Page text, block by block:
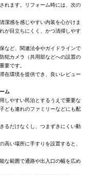
れます。リフォーム時には、次の
潔感を感じやすい内装を心がけま
が目立ちにくく、かつ清掃しやす
など、関連法令やガイドラインで
犯カメラ（共用部などへの設置の
要です。
在環境を提供でき、良いレビュー
ム
しやすい民泊とするうえで重要な
ども連れのファミリーなどにも配
るだけなくし、つまずきにくい動
高い場所に手すりを設置すると、
な範囲で通路や出入口の幅を広め